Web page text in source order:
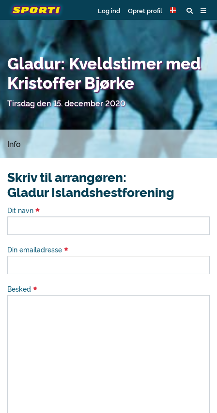
Log ind Opret profil
Gladur: Kveldstimer med
Kristoffer Bjørke
Tirsdag den 15. december 2020
Info
Skriv til arrangøren:
Gladur Islandshestforening
Dit navn
Din emailadresse
Besked